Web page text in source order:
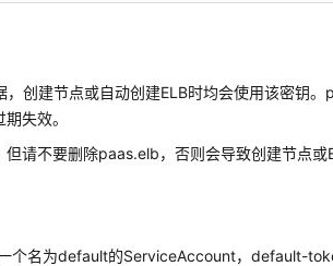
创建节点或自动创建ELB时均会使用该密钥
失效。
请不要删除paas.elb，否则会导致创建节点或
个名为default的ServiceAccount，default-